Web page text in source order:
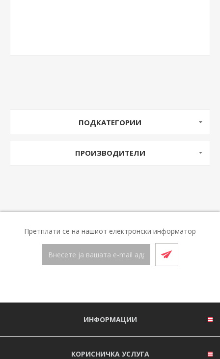
ПОДКАТЕГОРИИ
ПРОИЗВОДИТЕЛИ
Претплати се на нашиот електронски информатор
ИНФОРМАЦИИ
КОРИСНИЧКА УСЛУГА